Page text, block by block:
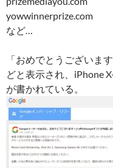
yowwinnerprize.com
など…
「おめでとうございま
どと表示され、iPhone
が書かれている。